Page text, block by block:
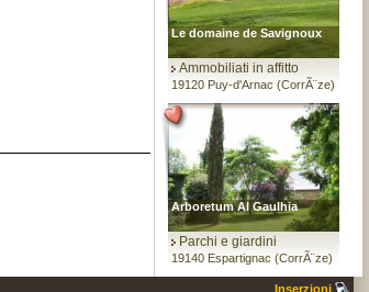
Le domaine de Savignoux
Ammobiliati in affitto
19120 Puy-d'Arnac (CorrÃ¨ze)
Arboretum Al Gaulhia
Parchi e giardini
19140 Espartignac (CorrÃ¨ze)
Inserzioni